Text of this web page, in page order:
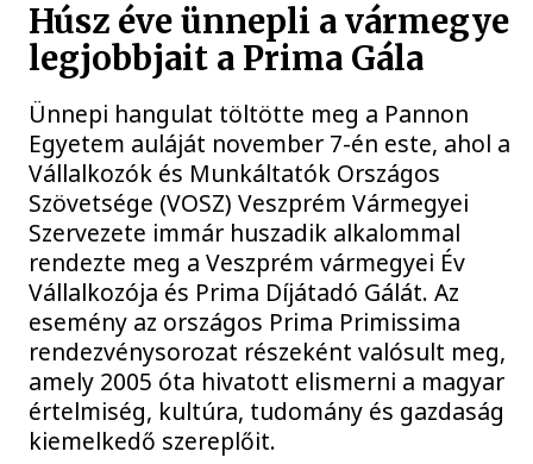
Húsz éve ünnepli a vármegye
legjobbjait a Prima Gála
Ünnepi hangulat töltötte meg a Pannon
Egyetem auláját november 7-én este, ahol a
Vállalkozók és Munkáltatók Országos
Szövetsége (VOSZ) Veszprém Vármegyei
Szervezete immár huszadik alkalommal
rendezte meg a Veszprém vármegyei Év
Vállalkozója és Prima Díjátadó Gálát. Az
esemény az országos Prima Primissima
rendezvénysorozat részeként valósult meg,
amely 2005 óta hivatott elismerni a magyar
értelmiség, kultúra, tudomány és gazdaság
kiemelkedő szereplőit.